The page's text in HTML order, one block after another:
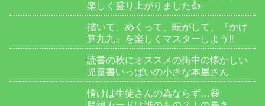
楽しく盛り上がりました👍
描いて、めくって、転がして、『かけ
算九九』を楽しくマスターしよう‼️
読書の秋にオススメの街中の懐かしい
児童書いっぱいの小さな本屋さん
情けは生徒さんの為ならず…😆